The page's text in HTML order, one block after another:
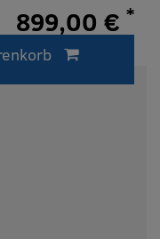
899,00 € *
MwSt. zzgl.Versandkosten